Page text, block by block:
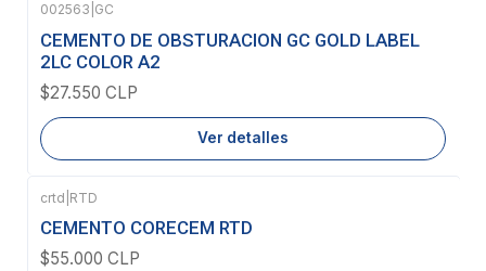
Agotado
002563 GC
CEMENTO DE OBSTURACION GC GOLD LABEL
2LC COLOR A2
$27.550 CLP
Ver detalles
crtd RTD
CEMENTO CORECEM RTD
$55.000 CLP